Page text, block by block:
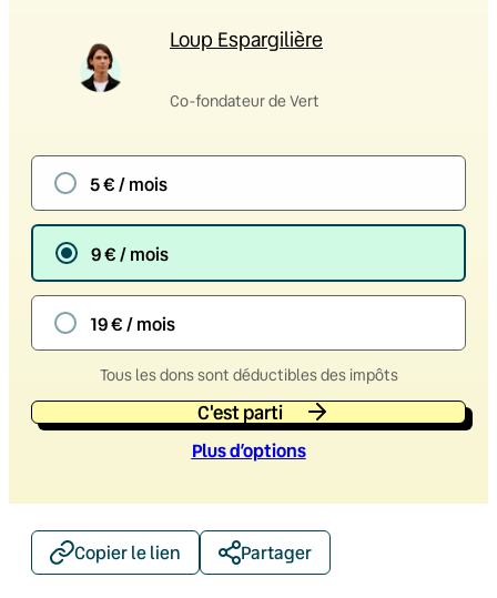
Loup Espargilière
Co-fondateur de Vert
5 € / mois
9 € / mois
19 € / mois
Tous les dons sont déductibles des impôts
C'est parti
Plus d’options
Copier le lien Partager